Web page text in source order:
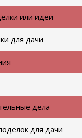
или идеи
для дачи
дела
для дачи